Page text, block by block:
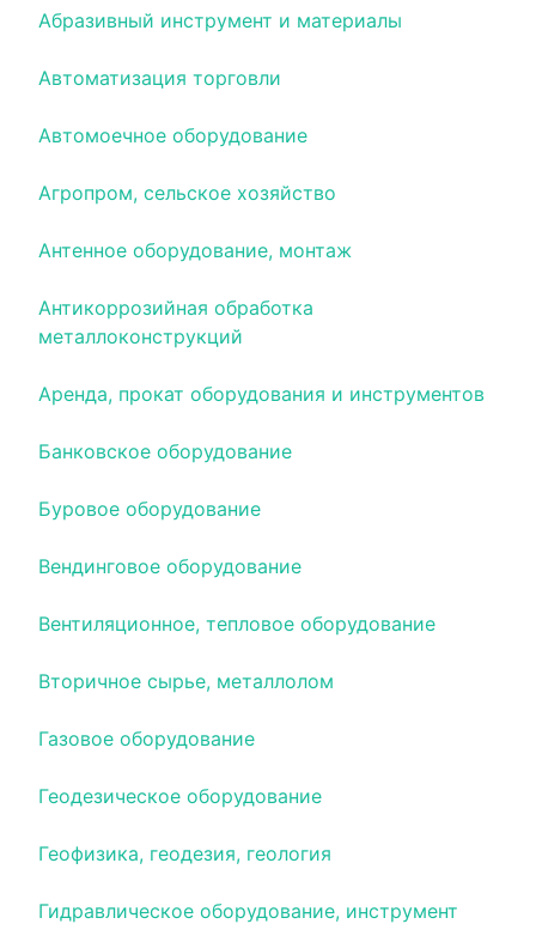
Абразивный инструмент и материалы
Автоматизация торговли
Автомоечное оборудование
Агропром, сельское хозяйство
Антенное оборудование, монтаж
Антикоррозийная обработка
металлоконструкций
Аренда, прокат оборудования и инструментов
Банковское оборудование
Буровое оборудование
Вендинговое оборудование
Вентиляционное, тепловое оборудование
Вторичное сырье, металлолом
Газовое оборудование
Геодезическое оборудование
Геофизика, геодезия, геология
Гидравлическое оборудование, инструмент